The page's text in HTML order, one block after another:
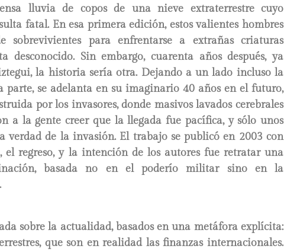
lluvia de copos de una nieve extraterrestre cuyo
fatal. En esa primera edición, estos valientes hombres
para enfrentarse a extrañas criaturas
desconocido. Sin embargo, cuarenta años después, ya
la historia sería otra. Dejando a un lado incluso la
parte, se adelanta en su imaginario 40 años en el futuro,
por los invasores, donde masivos lavados cerebrales
a la gente creer que la llegada fue pacífica, y sólo unos
verdad de la invasión. El trabajo se publicó en 2003 con
el regreso, y la intención de los autores fue retratar una
basada no en el poderío militar sino en la
sobre la actualidad, basados en una metáfora explícita:
que son en realidad las finanzas internacionales.